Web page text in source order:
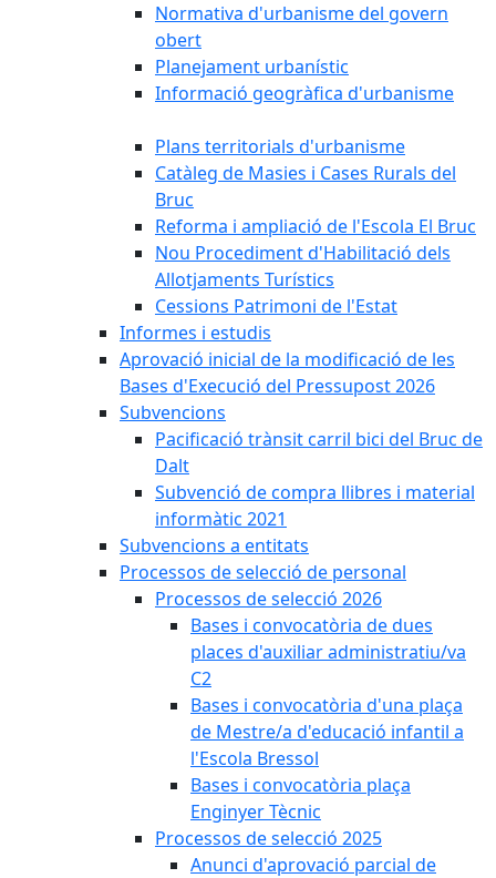
Normativa d'urbanisme del govern
obert
Planejament urbanístic
Informació geogràfica d'urbanisme
Plans territorials d'urbanisme
Catàleg de Masies i Cases Rurals del
Bruc
Reforma i ampliació de l'Escola El Bruc
Nou Procediment d'Habilitació dels
Allotjaments Turístics
Cessions Patrimoni de l'Estat
Informes i estudis
Aprovació inicial de la modificació de les
Bases d'Execució del Pressupost 2026
Subvencions
Pacificació trànsit carril bici del Bruc de
Dalt
Subvenció de compra llibres i material
informàtic 2021
Subvencions a entitats
Processos de selecció de personal
Processos de selecció 2026
Bases i convocatòria de dues
places d'auxiliar administratiu/va
C2
Bases i convocatòria d'una plaça
de Mestre/a d'educació infantil a
l'Escola Bressol
Bases i convocatòria plaça
Enginyer Tècnic
Processos de selecció 2025
Anunci d'aprovació parcial de